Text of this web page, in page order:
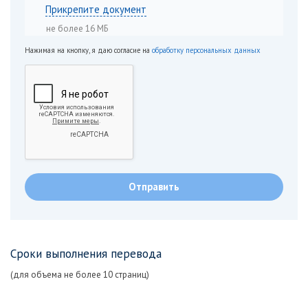
Прикрепите документ
не более 16 МБ
Нажимая на кнопку, я даю согласие на обработку персональных данных
Сроки выполнения перевода
(для объема не более 10 страниц)